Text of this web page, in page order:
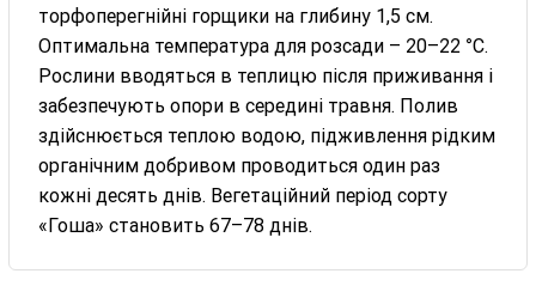
торфоперегнійні горщики на глибину 1,5 см.
Оптимальна температура для розсади – 20–22 °C.
Рослини вводяться в теплицю після приживання і
забезпечують опори в середині травня. Полив
здійснюється теплою водою, підживлення рідким
органічним добривом проводиться один раз
кожні десять днів. Вегетаційний період сорту
«Гоша» становить 67–78 днів.